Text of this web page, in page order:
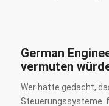
German
vermuten
Wer hätte gedacht,
Steuerungssysteme